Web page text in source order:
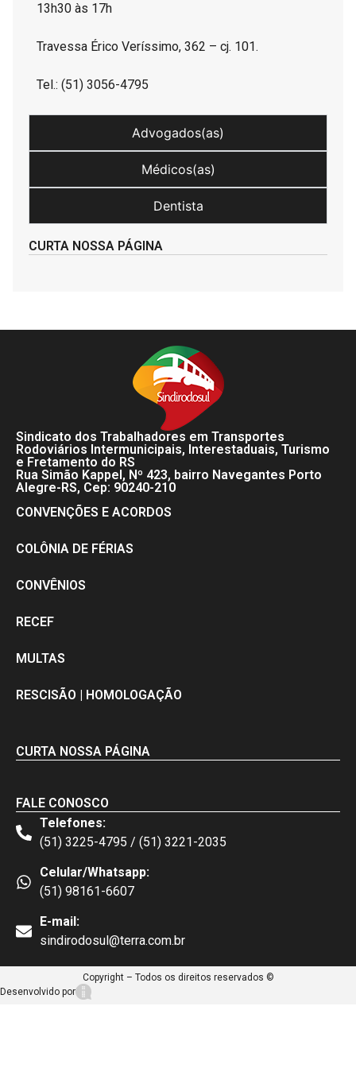
13h30 às 17h
Travessa Érico Veríssimo, 362 – cj. 101.
Tel.: (51) 3056-4795
Advogados(as)
Médicos(as)
Dentista
CURTA NOSSA PÁGINA
Sindicato dos Trabalhadores em Transportes
Rodoviários Intermunicipais, Interestaduais, Turismo
e Fretamento do RS
Rua Simão Kappel, Nº 423, bairro Navegantes Porto
Alegre-RS, Cep: 90240-210
CONVENÇÕES E ACORDOS
COLÔNIA DE FÉRIAS
CONVÊNIOS
RECEF
MULTAS
RESCISÃO | HOMOLOGAÇÃO
CURTA NOSSA PÁGINA
FALE CONOSCO
Telefones:
(51) 3225-4795 / (51) 3221-2035
Celular/Whatsapp:
(51) 98161-6607
E-mail:
sindirodosul@terra.com.br
Copyright – Todos os direitos reservados ©
Desenvolvido por